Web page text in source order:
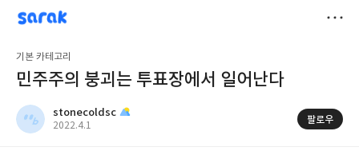
sarak
stonecoldsc
기본 카테고리
민주주의 붕괴는 투표장에서 일어난다
stonecoldsc
작
2022.4.1
팔로우